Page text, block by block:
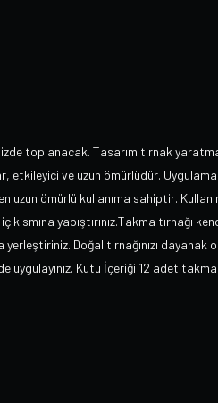
toplanacak. Tasarım tırnak
etkileyici ve uzun ömürlüdür.
uzun ömürlü kullanıma sahiptir.
yapıştırınız.Takma tırnağı
yerleştiriniz. Doğal tırnağınızı dayanak
uygulayınız. Kutu İçeriği 12 adet